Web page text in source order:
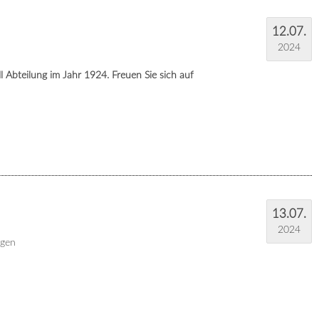
12.07.
2024
im Jahr 1924. Freuen Sie sich auf
13.07.
2024